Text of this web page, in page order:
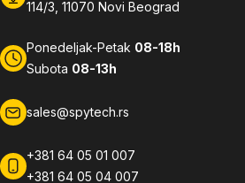
114/3, 11070 Novi Beograd
Ponedeljak-Petak 08-18h
Subota 08-13h
sales@spytech.rs
+381 64 05 01 007
+381 64 05 04 007